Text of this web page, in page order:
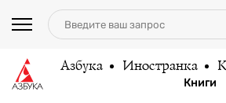
Азбука Иностранка
Книги